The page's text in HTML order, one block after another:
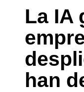
La IA
han